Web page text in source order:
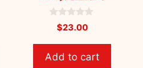
o
$23.00
Add to cart